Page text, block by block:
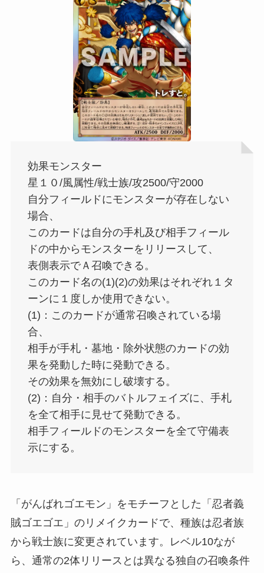
効果モンスター
星１０/風属性/戦士族/攻2500/守2000
自分フィールドにモンスターが存在しない
場合、
このカードは自分の手札及び相手フィール
ドの中からモンスターをリリースして、
表側表示でＡ召喚できる。
このカード名の(1)(2)の効果はそれぞれ１タ
ーンに１度しか使用できない。
(1)：このカードが通常召喚されている場
合、
相手が手札・墓地・除外状態のカードの効
果を発動した時に発動できる。
その効果を無効にし破壊する。
(2)：自分・相手のバトルフェイズに、手札
を全て相手に見せて発動できる。
相手フィールドのモンスターを全て守備表
示にする。
「がんばれゴエモン」をモチーフとした「忍者義
賊ゴエゴエ」のリメイクカードで、種族は忍者族
から戦士族に変更されています。レベル10なが
ら、通常の2体リリースとは異なる独自の召喚条件